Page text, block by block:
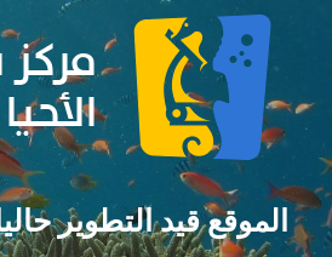
الموقع قيد التطوير